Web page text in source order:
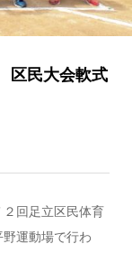
区民大会軟式
回足立区民体育
運動場で行わ